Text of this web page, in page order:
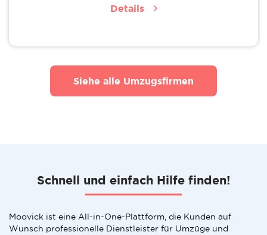
Details
Siehe alle Umzugsfirmen
Schnell und einfach Hilfe finden!
Moovick ist eine All-in-One-Plattform, die Kunden auf
Wunsch professionelle Dienstleister für Umzüge und